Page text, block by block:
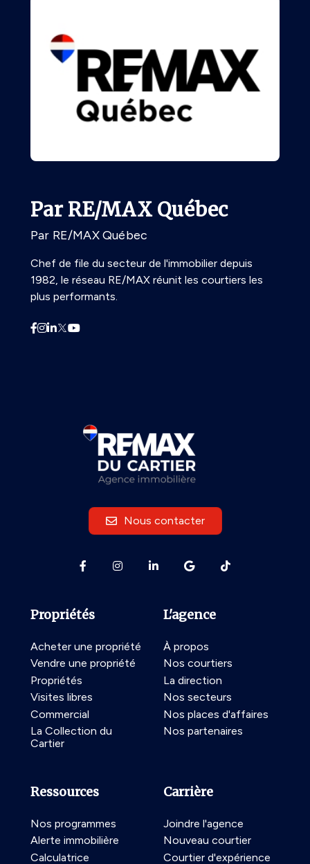
Par RE/MAX Québec
Par RE/MAX Québec
Chef de file du secteur de l'immobilier depuis
1982, le réseau RE/MAX réunit les courtiers les
plus performants.
Nous contacter
Propriétés
Acheter une propriété
Vendre une propriété
Propriétés
Visites libres
Commercial
La Collection du
Cartier
L'agence
À propos
Nos courtiers
La direction
Nos secteurs
Nos places d'affaires
Nos partenaires
Ressources
Nos programmes
Alerte immobilière
Calculatrice
Carrière
Joindre l'agence
Nouveau courtier
Courtier d'expérience